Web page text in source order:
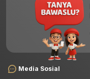
Media Sosial